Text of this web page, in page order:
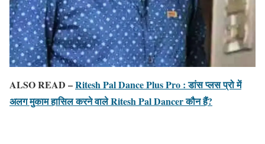
ALSO READ –Ritesh Pal Dance Plus Pro : डांस प्लस प्रो में
अलग मुकाम हासिल करने वाले Ritesh Pal Dancer कौन हैं?